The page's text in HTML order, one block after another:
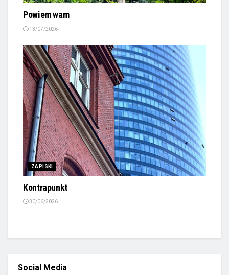
Powiem wam
13/07/2026
ZAPISKI
Kontrapunkt
30/06/2026
Social Media